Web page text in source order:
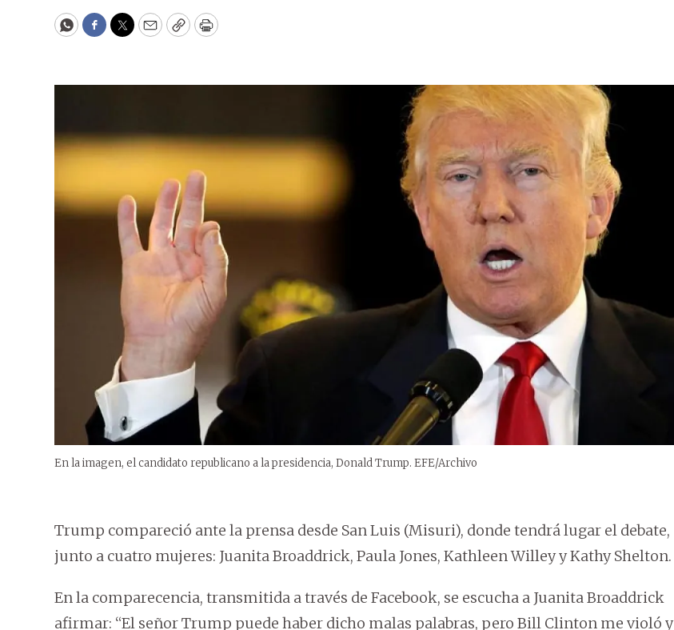
WhatsApp
Facebook
Twitter
EmailCopyPrint
En la imagen, el candidato republicano a la presidencia, Donald Trump. EFE/Archivo
Trump compareció ante la prensa desde San Luis (Misuri), donde tendrá lugar el debate,
junto a cuatro mujeres: Juanita Broaddrick, Paula Jones, Kathleen Willey y Kathy Shelton.
En la comparecencia, transmitida a través de Facebook, se escucha a Juanita Broaddrick
afirmar: “El señor Trump puede haber dicho malas palabras, pero Bill Clinton me violó y